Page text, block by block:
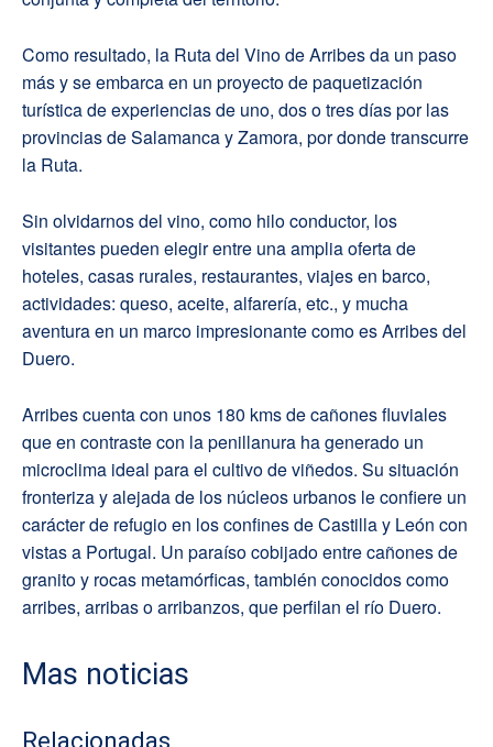
Como resultado, la Ruta del Vino de Arribes da un paso
más y se embarca en un proyecto de paquetización
turística de experiencias de uno, dos o tres días por las
provincias de Salamanca y Zamora, por donde transcurre
la Ruta.
Sin olvidarnos del vino, como hilo conductor, los
visitantes pueden elegir entre una amplia oferta de
hoteles, casas rurales, restaurantes, viajes en barco,
actividades: queso, aceite, alfarería, etc., y mucha
aventura en un marco impresionante como es Arribes del
Duero.
Arribes cuenta con unos 180 kms de cañones fluviales
que en contraste con la penillanura ha generado un
microclima ideal para el cultivo de viñedos. Su situación
fronteriza y alejada de los núcleos urbanos le confiere un
carácter de refugio en los confines de Castilla y León con
vistas a Portugal. Un paraíso cobijado entre cañones de
granito y rocas metamórficas, también conocidos como
arribes, arribas o arribanzos, que perfilan el río Duero.
Mas noticias
Relacionadas